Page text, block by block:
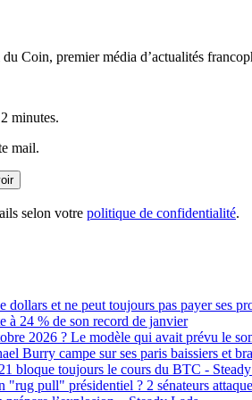
Coin, premier média d’actualités
minutes.
mail.
selon votre politique de confidentialité.
et ne peut toujours pas payer ses
à 24 % de son record de janvier
2026 ? Le modèle qui avait prévu le
Burry campe sur ses paris baissiers et
bloque toujours le cours du BTC -
pull" présidentiel ? 2 sénateurs